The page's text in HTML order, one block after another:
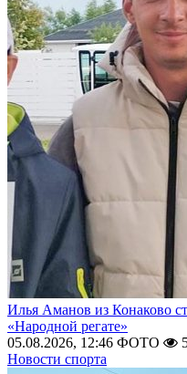
Илья Аманов из Конаково
«Народной регате»
05.08.2026, 12:46 ФОТО
Новости спорта